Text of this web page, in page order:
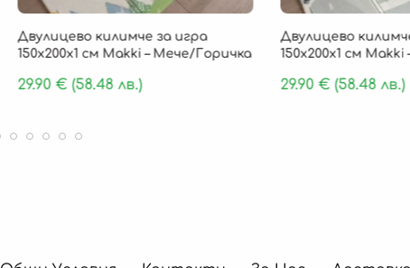
Двулицево килимче за игра
150х200х1 см Makki – Мече/Горичка
29.90 €(58.48 лв.)
Двулицево
150х200х1 см
29.90€(58.48 лв.)